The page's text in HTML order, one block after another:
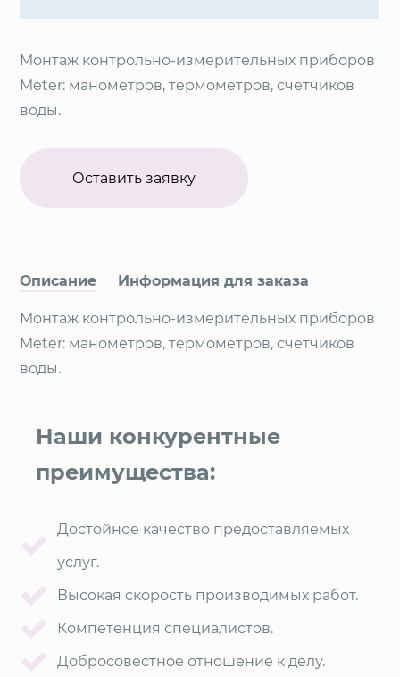
Монтаж контрольно-измерительных приборов
Meter: манометров, термометров, счетчиков
воды.
Оставить заявку
Описание Информация для заказа
Монтаж контрольно-измерительных приборов
Meter: манометров, термометров, счетчиков
воды.
Наши конкурентные
преимущества:
Достойное качество предоставляемых
услуг.
Высокая скорость производимых работ.
Компетенция специалистов.
Добросовестное отношение к делу.